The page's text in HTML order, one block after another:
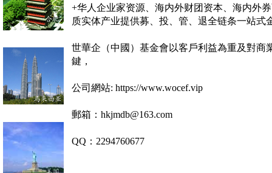
+华人企业家资源、海内外财团资本、海内外
质实体产业提供募、投、管、退全链条一站式
世華企（中國）基金會以客戶利益為重及對商
鍵，
公司網站: https://www.wocef.vip
郵箱：hkjmdb@163.com
QQ：2294760677